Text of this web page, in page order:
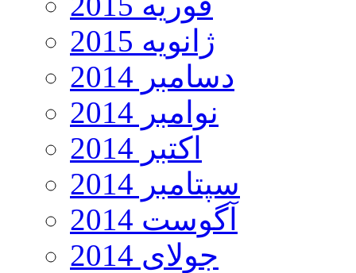
ژانویه 2015
دسامبر 2014
نوامبر 2014
اکتبر 2014
سپتامبر 2014
آگوست 2014
جولای 2014